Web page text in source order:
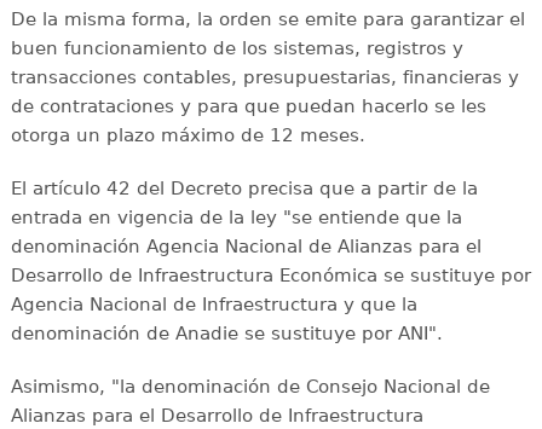
De la misma forma, la orden se emite para garantizar el
buen funcionamiento de los sistemas, registros y
transacciones contables, presupuestarias, financieras y
de contrataciones y para que puedan hacerlo se les
otorga un plazo máximo de 12 meses.
El artículo 42 del Decreto precisa que a partir de la
entrada en vigencia de la ley "se entiende que la
denominación Agencia Nacional de Alianzas para el
Desarrollo de Infraestructura Económica se sustituye por
Agencia Nacional de Infraestructura y que la
denominación de Anadie se sustituye por ANI".
Asimismo, "la denominación de Consejo Nacional de
Alianzas para el Desarrollo de Infraestructura